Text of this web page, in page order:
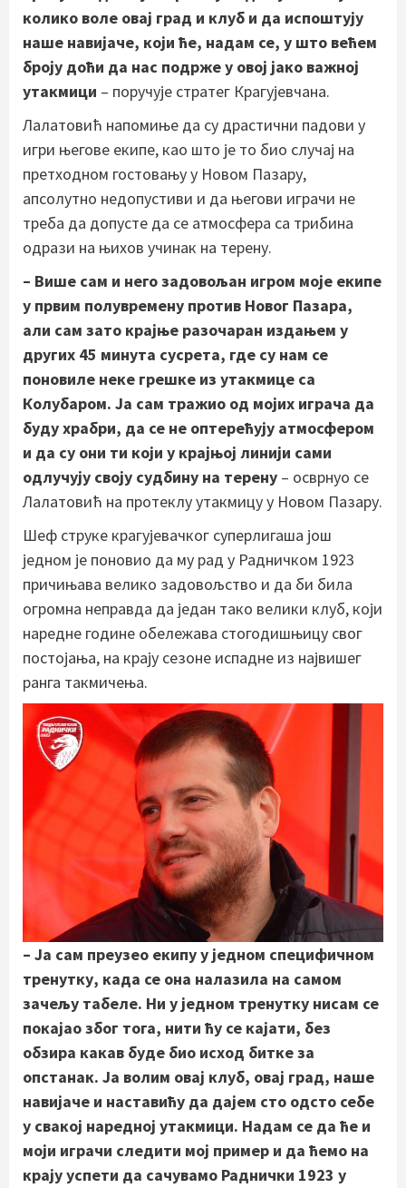
колико воле овај град и клуб и да испоштују
наше навијаче, који ће, надам се, у што већем
броју доћи да нас подрже у овој јако важној
утакмици – поручује стратег Крагујевчана.
Лалатовић напомиње да су драстични падови у
игри његове екипе, као што је то био случај на
претходном гостовању у Новом Пазару,
апсолутно недопустиви и да његови играчи не
треба да допусте да се атмосфера са трибина
одрази на њихов учинак на терену.
– Више сам и него задовољан игром моје екипе
у првим полувремену против Новог Пазара,
али сам зато крајње разочаран издањем у
других 45 минута сусрета, где су нам се
поновиле неке грешке из утакмице са
Колубаром. Ја сам тражио од мојих играча да
буду храбри, да се не оптерећују атмосфером
и да су они ти који у крајњој линији сами
одлучују своју судбину на терену – осврнуо се
Лалатовић на протеклу утакмицу у Новом Пазару.
Шеф струке крагујевачког суперлигаша још
једном је поновио да му рад у Радничком 1923
причињава велико задовољство и да би била
огромна неправда да један тако велики клуб, који
наредне године обележава стогодишњицу свог
постојања, на крају сезоне испадне из највишег
ранга такмичења.
– Ја сам преузео екипу у једном специфичном
тренутку, када се она налазила на самом
зачељу табеле. Ни у једном тренутку нисам се
покајао због тога, нити ћу се кајати, без
обзира какав буде био исход битке за
опстанак. Ја волим овај клуб, овај град, наше
навијаче и наставићу да дајем сто одсто себе
у свакој наредној утакмици. Надам се да ће и
моји играчи следити мој пример и да ћемо на
крају успети да сачувамо Раднички 1923 у